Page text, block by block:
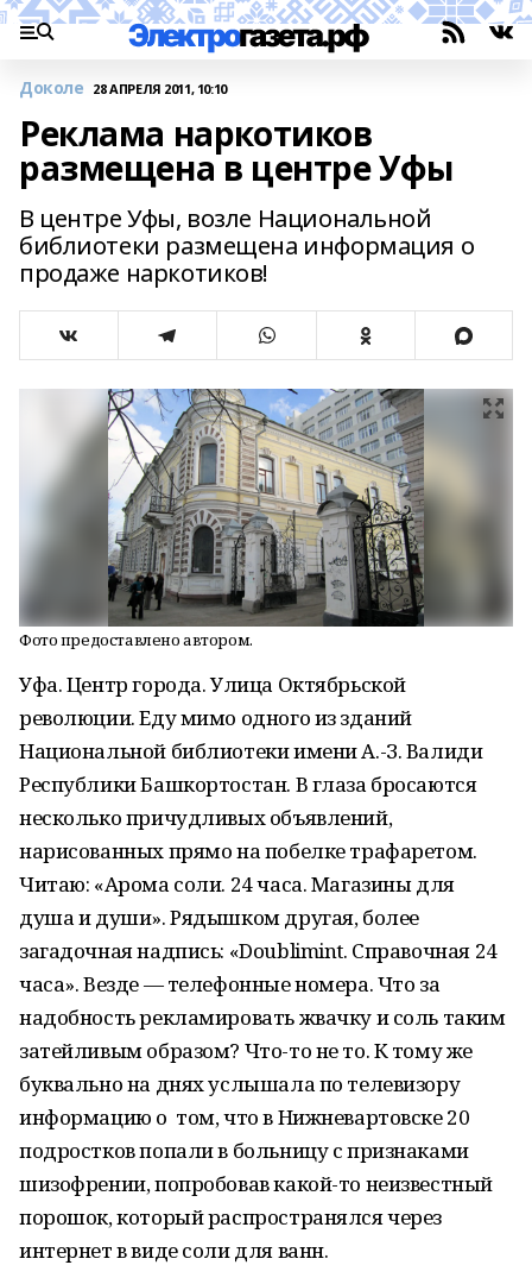
Доколе 28 АПРЕЛЯ 2011, 10:10
Реклама наркотиков
размещена в центре Уфы
В центре Уфы, возле Национальной
библиотеки размещена информация о
продаже наркотиков!
Фото предоставлено автором.
Уфа. Центр города. Улица Октябрьской
революции. Еду мимо одного из зданий
Национальной библиотеки имени А.-З. Валиди
Республики Башкортостан. В глаза бросаются
несколько причудливых объявлений,
нарисованных прямо на побелке трафаретом.
Читаю: «Арома соли. 24 часа. Магазины для
душа и души». Рядышком другая, более
загадочная надпись: «Doublimint. Справочная 24
часа». Везде — телефонные номера. Что за
надобность рекламировать жвачку и соль таким
затейливым образом? Что-то не то. К тому же
буквально на днях услышала по телевизору
информацию о том, что в Нижневартовске 20
подростков попали в больницу с признаками
шизофрении, попробовав какой-то неизвестный
порошок, который распространялся через
интернет в виде соли для ванн.